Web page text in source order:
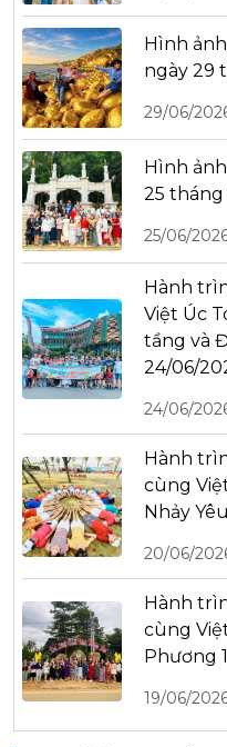
Hình
ngày 29
29/06/
Hình
25 tháng
25/06/
Hành
Việt Úc
tầng và
24/06/
24/06/
Hành
cùng
Nhảy
20/06/
Hành
cùng
Phương
19/06/